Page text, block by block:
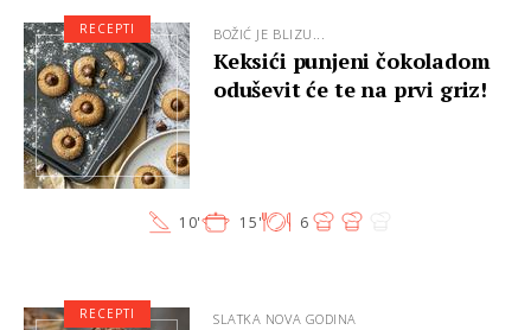
BOŽIĆ JE BLIZU...
Keksići punjeni čokoladom
oduševit će te na prvi griz!
10' 15' 6
RECEPTI
SLATKA NOVA GODINA
RECEPTI